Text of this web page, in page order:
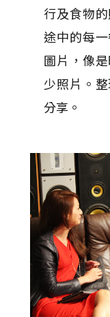
行及食物
途中的每
圖片，像
少照片。
分享。